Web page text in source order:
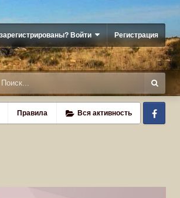
Войти Регистрация
Правила Вся активность